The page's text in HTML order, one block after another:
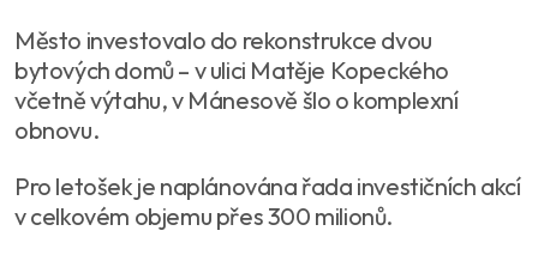
Město investovalo do rekonstrukce dvou
bytových domů – v ulici Matěje Kopeckého
včetně výtahu, v Mánesově šlo o komplexní
obnovu.
Pro letošek je naplánována řada investičních akcí
v celkovém objemu přes 300 milionů.